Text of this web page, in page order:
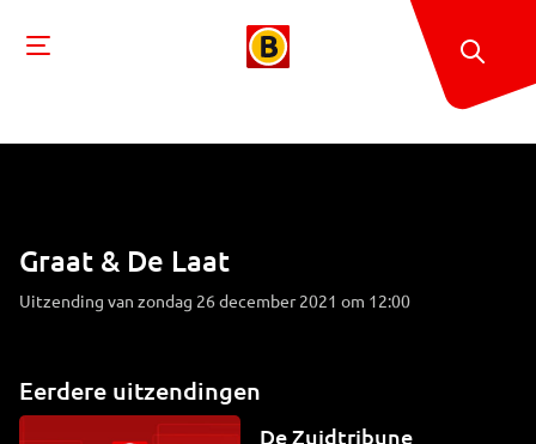
Graat & De Laat
Uitzending van zondag 26 december 2021 om 12:00
Eerdere uitzendingen
De Zuidtribune